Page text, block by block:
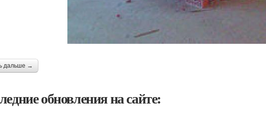
дальше →
обновления на сайте: